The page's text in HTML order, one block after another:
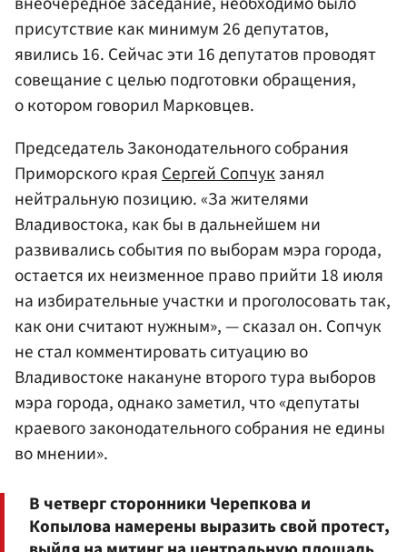
присутствие как минимум 26 депутатов,
явились 16. Сейчас эти 16 депутатов проводят
совещание с целью подготовки обращения,
о котором говорил Марковцев.
Председатель Законодательного собрания
Приморского краяСергей Сопчукзанял
нейтральную позицию. «За жителями
Владивостока, как бы в дальнейшем ни
развивались события по выборам мэра города,
остается их неизменное право прийти 18 июля
на избирательные участки и проголосовать так,
как они считают нужным», — сказал он. Сопчук
не стал комментировать ситуацию во
Владивостоке накануне второго тура выборов
мэра города, однако заметил, что «депутаты
краевого законодательного собрания не едины
во мнении».
В четверг сторонники Черепкова и
Копылова намерены выразить свой протест,